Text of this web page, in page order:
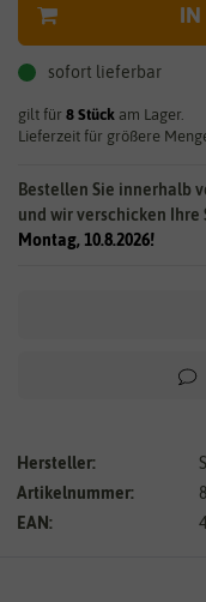
IN
sofort lieferbar
gilt für 8 Stück am Lager.
Lieferzeit für größere
Bestellen Sie innerhalb
und wir verschicken Ihre
Montag, 10.8.2026!
Hersteller:
Artikelnummer:
EAN: